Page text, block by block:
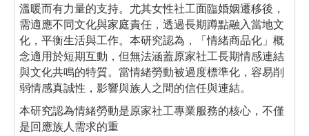
溫暖而有力量的支持。尤其女性社工面臨婚姻遷移後，
需適應不同文化與家庭責任，透過長期蹲點融入當地文
化，平衡生活與工作。本研究認為，「情緒商品化」概
念適用於短期互動，但無法涵蓋原家社工長期情感連結
與文化共鳴的特質。當情緒勞動被過度標準化，容易削
弱情感真誠性，影響與族人之間的信任與連結。
本研究認為情緒勞動是原家社工專業服務的核心，不僅
是回應族人需求的重